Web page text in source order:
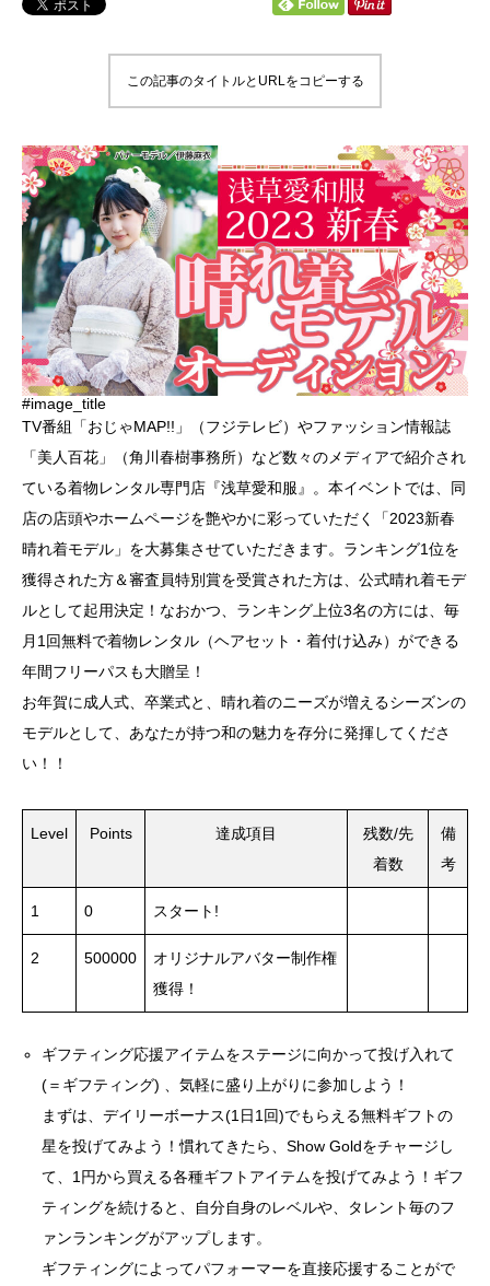
この記事のタイトルとURLをコピーする
#image_title
TV番組「おじゃMAP!!」（フジテレビ）やファッション情報誌
「美人百花」（角川春樹事務所）など数々のメディアで紹介され
ている着物レンタル専門店『浅草愛和服』。本イベントでは、同
店の店頭やホームページを艶やかに彩っていただく「2023新春
晴れ着モデル」を大募集させていただきます。ランキング1位を
獲得された方＆審査員特別賞を受賞された方は、公式晴れ着モデ
ルとして起用決定！なおかつ、ランキング上位3名の方には、毎
月1回無料で着物レンタル（ヘアセット・着付け込み）ができる
年間フリーパスも大贈呈！
お年賀に成人式、卒業式と、晴れ着のニーズが増えるシーズンの
モデルとして、あなたが持つ和の魅力を存分に発揮してくださ
い！！
Level Points 達成項目
残数/先
着数
備
考
1 0 スタート!
2 500000
オリジナルアバター制作権
獲得！
ギフティング応援アイテムをステージに向かって投げ入れて
(＝ギフティング) 、気軽に盛り上がりに参加しよう！
まずは、デイリーボーナス(1日1回)でもらえる無料ギフトの
星を投げてみよう！慣れてきたら、Show Goldをチャージし
て、1円から買える各種ギフトアイテムを投げてみよう！ギフ
ティングを続けると、自分自身のレベルや、タレント毎のフ
ァンランキングがアップします。
ギフティングによってパフォーマーを直接応援することがで